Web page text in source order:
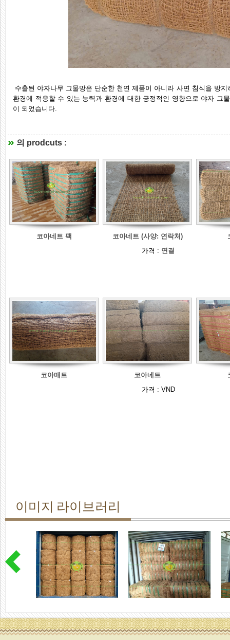
수출된 야자나무 그물망은 단순한 천연 제품이 아니라 사면 침식을 방
환경에 적응할 수 있는 능력과 환경에 대한 긍정적인 영향으로 야자 그
이 되었습니다.
의 prodcuts :
코아네트 팩
가격 : 연결
코아네트 (사양: 연락처)
코아매트
가격 : VND
코아네트
이미지 라이브러리